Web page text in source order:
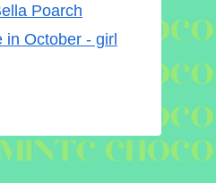
Poarch
in October - girl